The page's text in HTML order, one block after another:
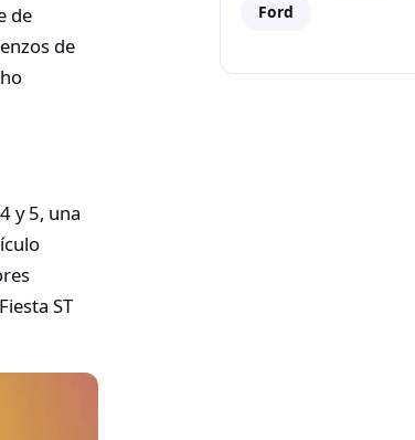
de
de
y 5, una
ST
Ford